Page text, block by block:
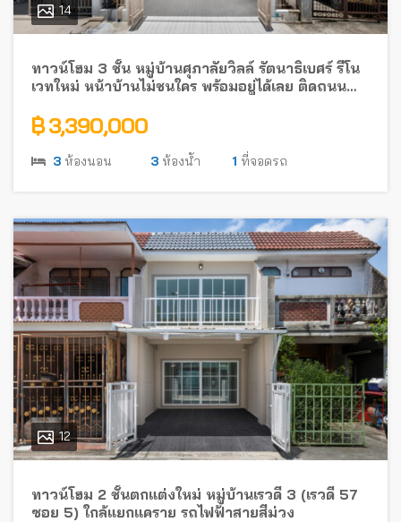
14
ทาวน์โฮม 3 ชั้น หมู่บ้านศุภาลัยวิลล์ รัตนาธิเบศร์ รีโน
เวทใหม่ หน้าบ้านไม่ชนใคร พร้อมอยู่ได้เลย ติดถนน
฿ 3,390,000
3 ห้องนอน 3 ห้องน้ำ 1 ที่จอดรถ
12
ทาวน์โฮม 2 ชั้นตกแต่งใหม่ หมู่บ้านเรวดี 3 (เรวดี 57
ซอย 5) ใกล้แยกแคราย รถไฟฟ้าสายสีม่วง